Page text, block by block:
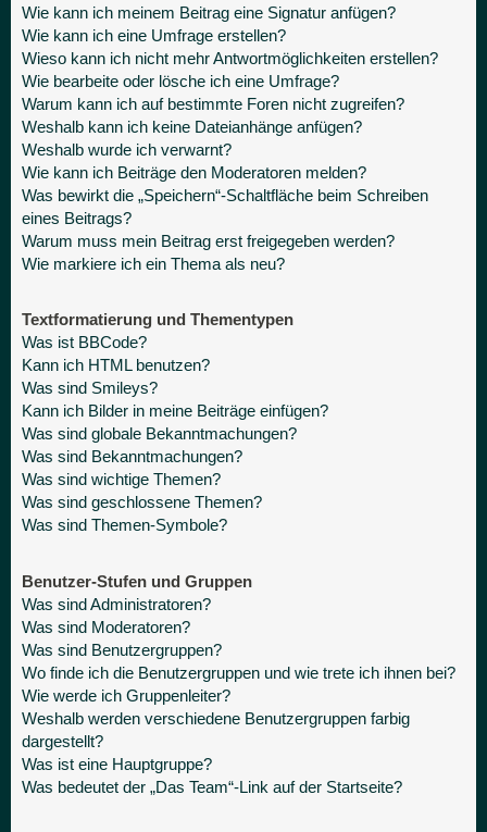
Wie kann ich meinem Beitrag eine Signatur anfügen?
Wie kann ich eine Umfrage erstellen?
Wieso kann ich nicht mehr Antwortmöglichkeiten erstellen?
Wie bearbeite oder lösche ich eine Umfrage?
Warum kann ich auf bestimmte Foren nicht zugreifen?
Weshalb kann ich keine Dateianhänge anfügen?
Weshalb wurde ich verwarnt?
Wie kann ich Beiträge den Moderatoren melden?
Was bewirkt die „Speichern“-Schaltfläche beim Schreiben
eines Beitrags?
Warum muss mein Beitrag erst freigegeben werden?
Wie markiere ich ein Thema als neu?
Textformatierung und Thementypen
Was ist BBCode?
Kann ich HTML benutzen?
Was sind Smileys?
Kann ich Bilder in meine Beiträge einfügen?
Was sind globale Bekanntmachungen?
Was sind Bekanntmachungen?
Was sind wichtige Themen?
Was sind geschlossene Themen?
Was sind Themen-Symbole?
Benutzer-Stufen und Gruppen
Was sind Administratoren?
Was sind Moderatoren?
Was sind Benutzergruppen?
Wo finde ich die Benutzergruppen und wie trete ich ihnen bei?
Wie werde ich Gruppenleiter?
Weshalb werden verschiedene Benutzergruppen farbig
dargestellt?
Was ist eine Hauptgruppe?
Was bedeutet der „Das Team“-Link auf der Startseite?